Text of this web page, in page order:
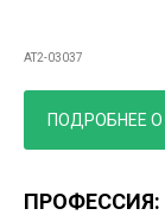
AT2-03037
ПОДРОБНЕЕ О
ПРОФЕССИЯ: